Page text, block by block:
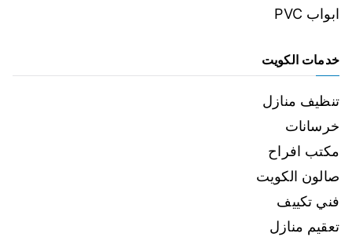
ابواب PVC
خدمات الكويت
تنظيف منازل
خرسانات
مكتب افراح
صالون الكويت
فني تكييف
تعقيم منازل